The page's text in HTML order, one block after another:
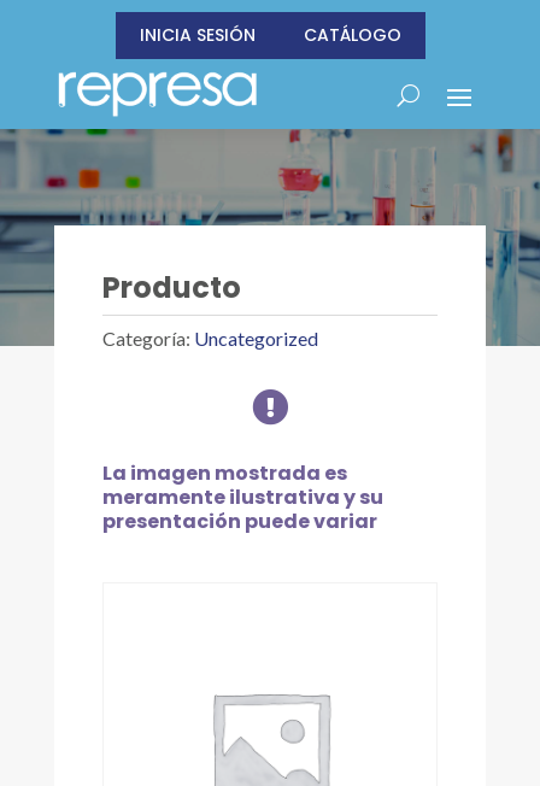
INICIA SESIÓN CATÁLOGO
Producto
Categoría: Uncategorized

La imagen mostrada es
meramente ilustrativa y su
presentación puede variar